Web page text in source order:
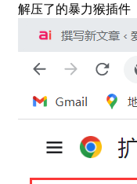
解压了的暴力猴插件